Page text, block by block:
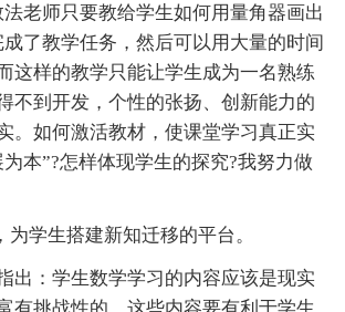
老师只要教给学生如何用量角器画出
成了教学任务，然后可以用大量的时间
这样的教学只能让学生成为一名熟练
不到开发，个性的张扬、创新能力的
。如何激活教材，使课堂学习真正实
本”?怎样体现学生的探究?我努力做
为学生搭建新知迁移的平台。
出：学生数学学习的内容应该是现实
有挑战性的，这些内容要有利于学生